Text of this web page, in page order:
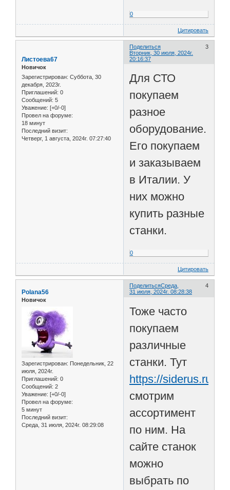
0
Цитировать
Поделиться
3
Вторник, 30 июля, 2024г.
20:16:37
Листоева67
Новичок
Зарегистрирован: Суббота, 30
декабря, 2023г.
Приглашений: 0
Сообщений: 5
Уважение: [+0/-0]
Провел на форуме:
18 минут
Последний визит:
Четверг, 1 августа, 2024г. 07:27:40
Для СТО
покупаем
разное
оборудование.
Его покупаем
и заказываем
в Италии. У
них можно
купить разные
станки.
0
Цитировать
Поделиться 4
Среда,
31 июля, 2024г. 08:28:38
Рolana56
Новичок
Зарегистрирован: Понедельник, 22
июля, 2024г.
Приглашений: 0
Сообщений: 2
Уважение: [+0/-0]
Провел на форуме:
5 минут
Последний визит:
Среда, 31 июля, 2024г. 08:29:08
Тоже часто
покупаем
различные
станки. Тут
https://siderus.ru/
смотрим
ассортимент
по ним. На
сайте станок
можно
выбрать по